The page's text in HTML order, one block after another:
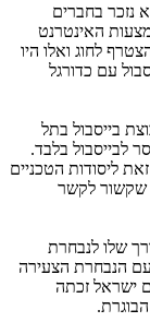
והוא נזכר בחברים
האינטרנט
לחוג ואלו היו
שילב את הבייסבול עם כדורגל
בייסבול בתל
לבייסבול בלבד.
ליסודות הטכניים
שקשור לקשר
שלו לנבחרת
מהירה וב-2012 כבר יצא עם הנבחרת הצעירה
ישראל זכתה